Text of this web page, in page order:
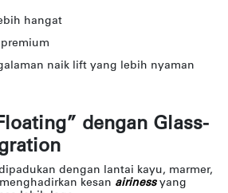
hangat
naik lift yang lebih nyaman
dengan Glass-
dengan lantai kayu, marmer,
kesan airinessyang